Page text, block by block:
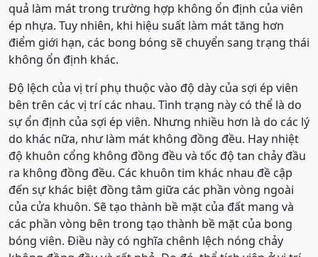
quả làm mát trong trường hợp không ổn định của viên
ép nhựa. Tuy nhiên, khi hiệu suất làm mát tăng hơn
điểm giới hạn, các bong bóng sẽ chuyển sang trạng thái
không ổn định khác.
Độ lệch của vị trí phụ thuộc vào độ dày của sợi ép viên
bên trên các vị trí các nhau. Tình trạng này có thể là do
sự ổn định của sợi ép viên. Nhưng nhiều hơn là do các lý
do khác nữa, như làm mát không đồng đều. Hay nhiệt
độ khuôn cổng không đồng đều và tốc độ tan chảy đầu
ra không đồng đều. Các khuôn tim khác nhau đề cập
đến sự khác biệt đồng tâm giữa các phần vòng ngoài
của cửa khuôn. Sẽ tạo thành bề mặt của đất mang và
các phần vòng bên trong tạo thành bề mặt của bong
bóng viên. Điều này có nghĩa chênh lệch nóng chảy